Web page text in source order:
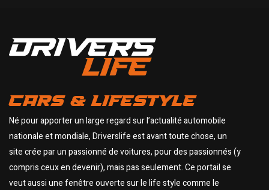
CARS & LIFESTYLE
Né pour apporter un large regard sur l’actualité automobile
nationale et mondiale, Driverslife est avant toute chose, un
site crée par un passionné de voitures, pour des passionnés (y
compris ceux en devenir), mais pas seulement. Ce portail se
veut aussi une fenêtre ouverte sur le life style comme le